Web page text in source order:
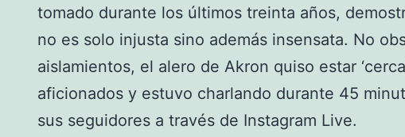
tomado durante los últimos treinta años,
no es solo injusta sino además insensata. No
aislamientos, el alero de Akron quiso estar
aficionados y estuvo charlando durante 45
sus seguidores a través de Instagram Live.